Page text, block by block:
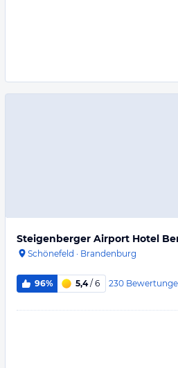
Steigenberger Airport Hotel
Schönefeld · Brandenburg
96% 5,4/ 6 230